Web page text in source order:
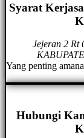
Syarat
Jejeran 2 Rt
Yang penting
Hubungi